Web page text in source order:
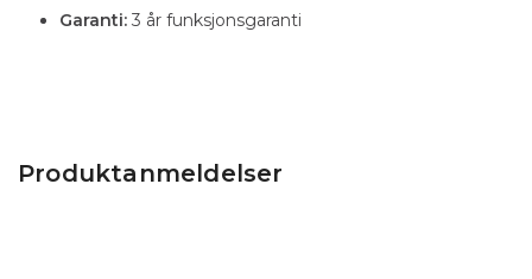
Produktanmeldelser
Garanti: 3 år funksjonsgaranti